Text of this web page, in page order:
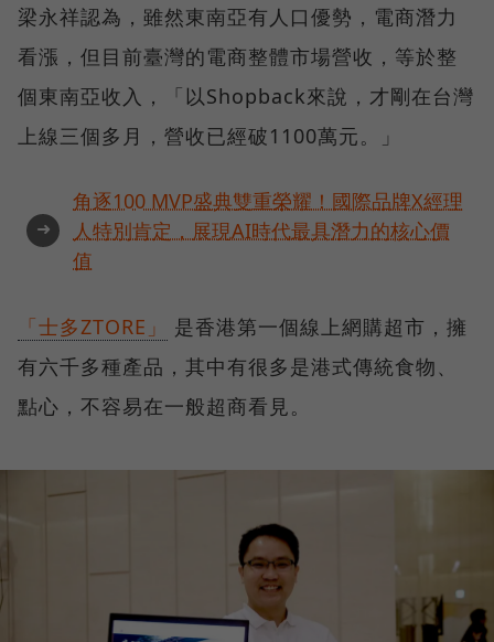
梁永祥認為，雖然東南亞有人口優勢，電商潛力
看漲，但目前臺灣的電商整體市場營收，等於整
個東南亞收入，「以Shopback來說，才剛在台灣
上線三個多月，營收已經破1100萬元。」
➜
角逐100 MVP盛典雙重榮耀！國際品牌X經理
人特別肯定，展現AI時代最具潛力的核心價
值
「士多ZTORE」
是香港第一個線上網購超市，擁
有六千多種產品，其中有很多是港式傳統食物、
點心，不容易在一般超商看見。